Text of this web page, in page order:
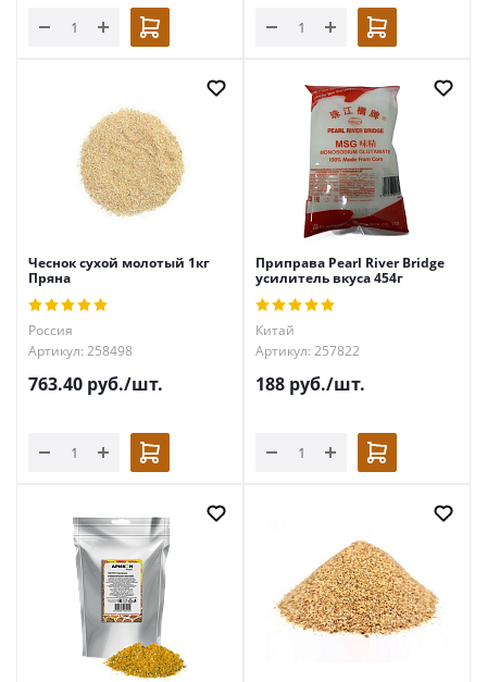
Чеснок сухой молотый 1кг
Пряна
Россия
Артикул: 258498
763.40 руб./шт.
Приправа Pearl River Bridge
усилитель вкуса 454г
Китай
Артикул: 257822
188 руб./шт.